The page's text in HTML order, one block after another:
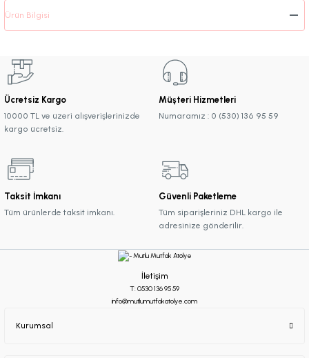
Ürün Bilgisi
Ücretsiz Kargo
10000 TL ve üzeri alışverişlerinizde
kargo ücretsiz.
Müşteri Hizmetleri
Numaramız : 0 (530) 136 95 59
Taksit İmkanı
Tüm ürünlerde taksit imkanı.
Güvenli Paketleme
Tüm siparişleriniz DHL kargo ile
adresinize gönderilir.
İletişim
T: 0530 136 95 59
info@mutlumutfakatolye.com
Kurumsal